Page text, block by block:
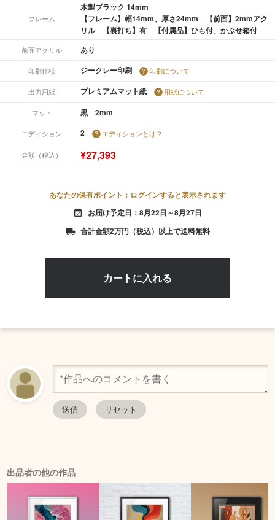
フレーム
木製ブラック 14mm
【フレーム】幅14mm、厚さ24mm 【前面】2mmアク
リル 【裏打ち】有 【付属品】ひも付、かぶせ箱付
前面アクリル あり
印刷仕様 ジークレー印刷 印刷について
出力用紙 プレミアムマット紙 用紙について
マット 黒 2mm
エディション 2 エディションとは？
金額（税込） ¥27,393
あなたの保有ポイント：ログインすると表示されます
event_available お届け予定日：8月22日～8月27日
local_shipping 合計金額2万円（税込）以上で送料無料
出品者の他の作品